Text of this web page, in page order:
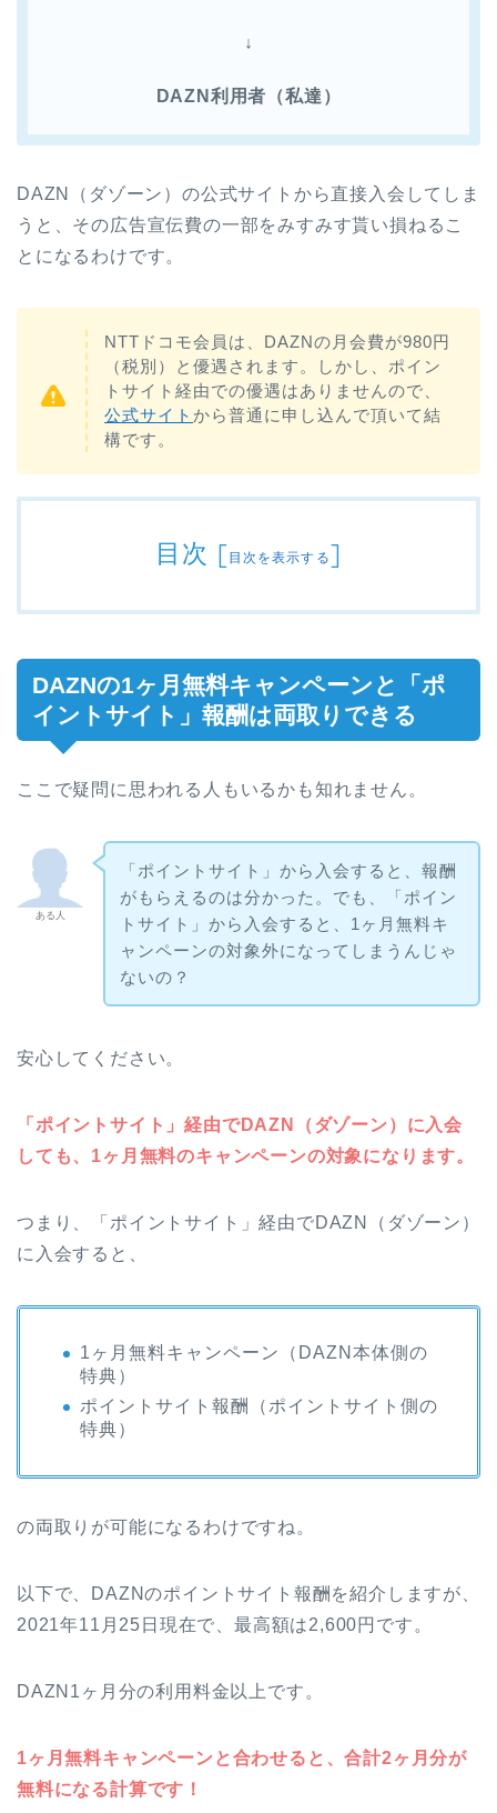
↓
DAZN利用者（私達）
DAZN（ダゾーン）の公式サイトから直接入会してしま
うと、その広告宣伝費の一部をみすみす貰い損ねるこ
とになるわけです。
NTTドコモ会員は、DAZNの月会費が980円
（税別）と優遇されます。しかし、ポイン
トサイト経由での優遇はありませんので、
公式サイト から普通に申し込んで頂いて結
構です。
目次 [目次を表示する]
DAZNの1ヶ月無料キャンペーンと「ポ
イントサイト」報酬は両取りできる
ここで疑問に思われる人もいるかも知れません。
ある人
「ポイントサイト」から入会すると、報酬
がもらえるのは分かった。でも、「ポイン
トサイト」から入会すると、1ヶ月無料キ
ャンペーンの対象外になってしまうんじゃ
ないの？
安心してください。
「ポイントサイト」経由でDAZN（ダゾーン）に入会
しても、1ヶ月無料のキャンペーンの対象になります。
つまり、「ポイントサイト」経由でDAZN（ダゾーン）
に入会すると、
1ヶ月無料キャンペーン（DAZN本体側の
特典）
ポイントサイト報酬（ポイントサイト側の
特典）
の両取りが可能になるわけですね。
以下で、DAZNのポイントサイト報酬を紹介しますが、
2021年11月25日現在で、最高額は2,600円です。
DAZN1ヶ月分の利用料金以上です。
1ヶ月無料キャンペーンと合わせると、合計2ヶ月分が
無料になる計算です！